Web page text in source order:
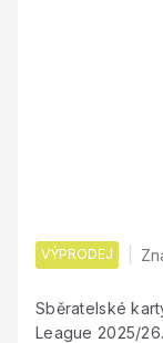
VÝPRODEJ
Sběratelské
League 2025/